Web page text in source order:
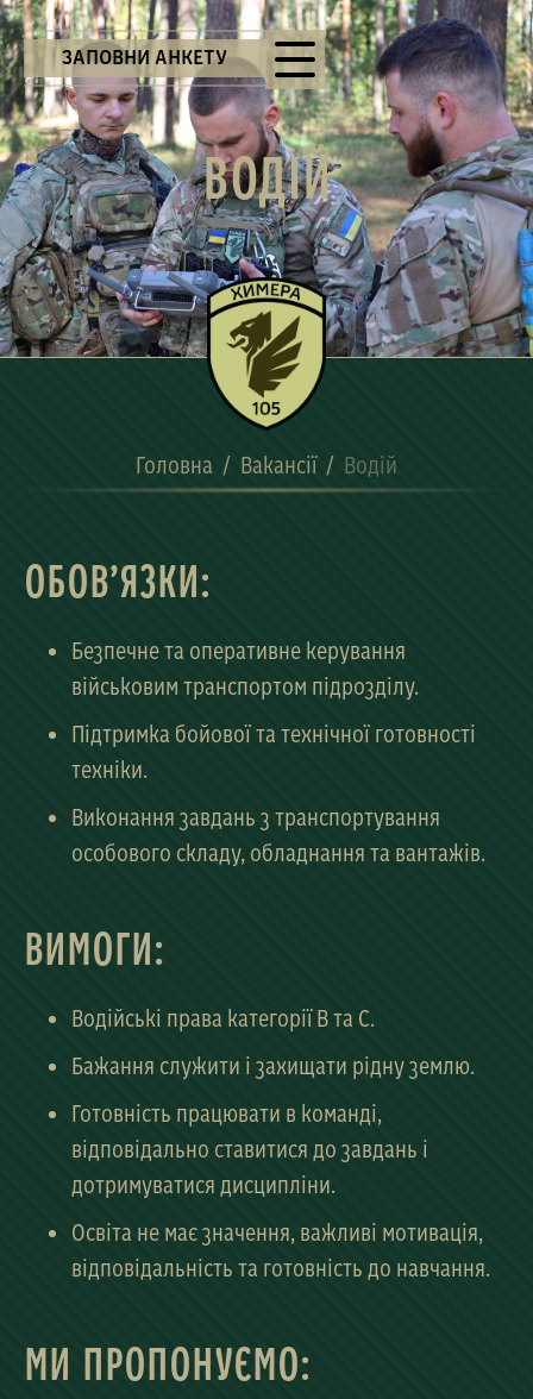
ЗАПОВНИ АНКЕТУ
ВОДІЙ
Головна / Вакансії / Водій
ОБОВ’ЯЗКИ:
Безпечне та оперативне керування
військовим транспортом підрозділу.
Підтримка бойової та технічної готовності
техніки.
Виконання завдань з транспортування
особового складу, обладнання та вантажів.
ВИМОГИ:
Водійські права категорії В та С.
Бажання служити і захищати рідну землю.
Готовність працювати в команді,
відповідально ставитися до завдань і
дотримуватися дисципліни.
Освіта не має значення, важливі мотивація,
відповідальність та готовність до навчання.
МИ ПРОПОНУЄМО: